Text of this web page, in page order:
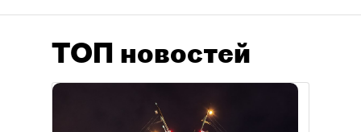
ТОП новостей